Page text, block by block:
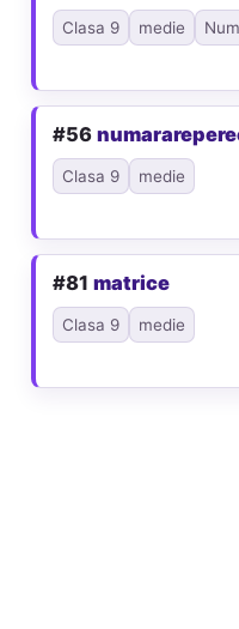
Clasa 9 medie
#56
Clasa 9 medie
#81 matrice
Clasa 9 medie